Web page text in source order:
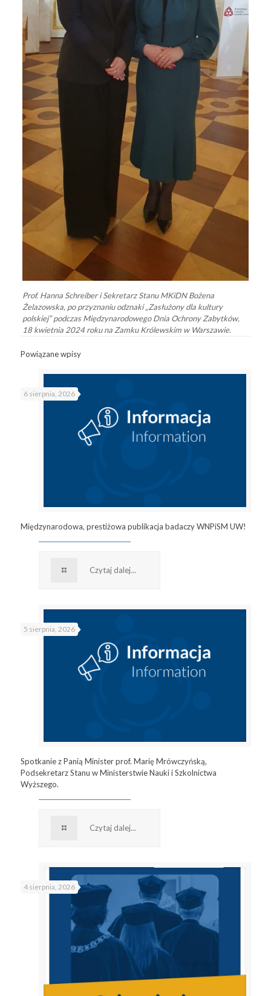
Prof. Hanna Schreiber i Sekretarz Stanu MKiDN Bożena
Żelazowska, po przyznaniu odznaki „Zasłużony dla kultury
polskiej” podczas Międzynarodowego Dnia Ochrony Zabytków,
18 kwietnia 2024 roku na Zamku Królewskim w Warszawie.
Powiązane wpisy
6 sierpnia, 2026
Międzynarodowa, prestiżowa publikacja badaczy WNPiSM UW!
Czytaj dalej...
5 sierpnia, 2026
Spotkanie z Panią Minister prof. Marię Mrówczyńską,
Podsekretarz Stanu w Ministerstwie Nauki i Szkolnictwa
Wyższego.
Czytaj dalej...
4 sierpnia, 2026